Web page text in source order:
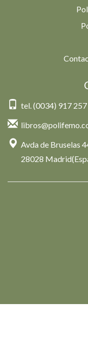
tel. (0034) 917 257
Avda de Bruselas
28028